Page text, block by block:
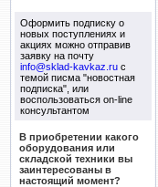
Оформить подписку о
новых поступлениях и
акциях можно отправив
заявку на почту
info@sklad-kavkaz.ruс
темой писма "новостная
подписка", или
воспользоваться on-line
консультантом
В приобретении какого
оборудования или
складской техники вы
заинтересованы в
настоящий момент?